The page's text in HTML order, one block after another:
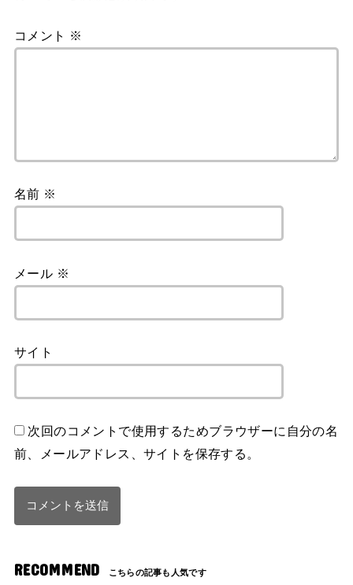
コメント ※
名前 ※
メール ※
サイト
次回のコメントで使用するためブラウザーに自分の名
前、メールアドレス、サイトを保存する。
RECOMMEND